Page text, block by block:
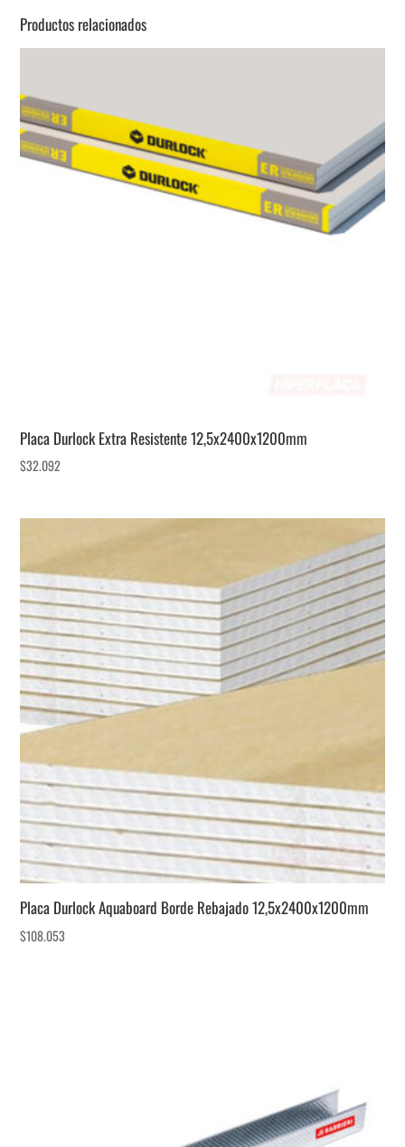
Productos relacionados
Placa Durlock Extra Resistente 12,5x2400x1200mm
$32.092
Placa Durlock Aquaboard Borde Rebajado 12,5x2400x1200mm
$108.053